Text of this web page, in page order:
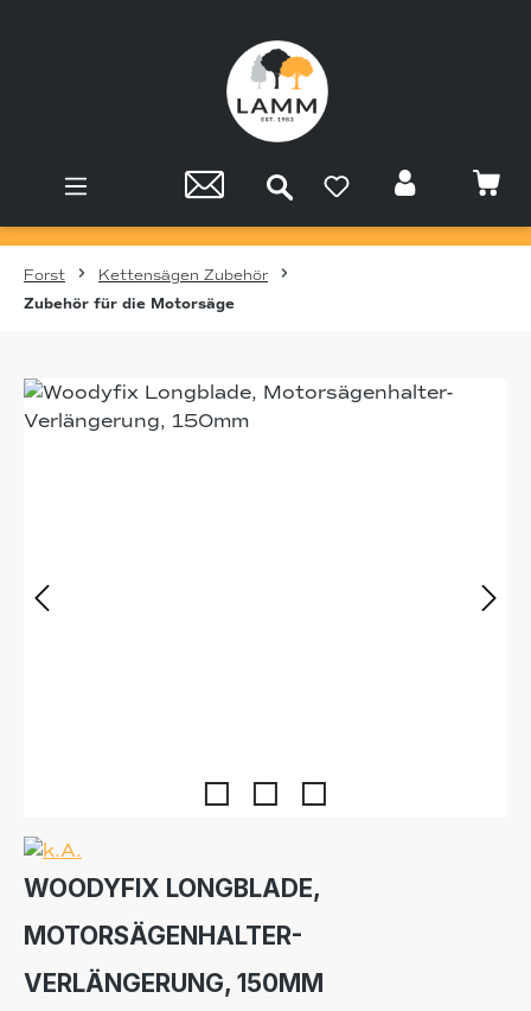
Forst
Kettensägen Zubehör
Zubehör für die Motorsäge
Bildergalerie überspringen
WOODYFIX LONGBLADE,
MOTORSÄGENHALTER-
VERLÄNGERUNG, 150MM